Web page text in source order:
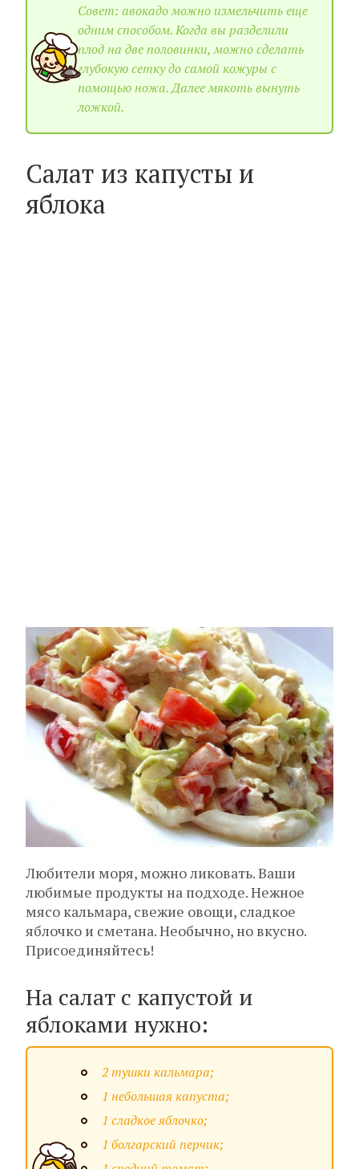
Совет: авокадо можно измельчить еще
одним способом. Когда вы разделили
плод на две половинки, можно сделать
глубокую сетку до самой кожуры с
помощью ножа. Далее мякоть вынуть
ложкой.
Салат из капусты и
яблока
Любители моря, можно ликовать. Ваши
любимые продукты на подходе. Нежное
мясо кальмара, свежие овощи, сладкое
яблочко и сметана. Необычно, но вкусно.
Присоединяйтесь!
На салат с капустой и
яблоками нужно:
2 тушки кальмара;
1 небольшая капуста;
1 сладкое яблочко;
1 болгарский перчик;